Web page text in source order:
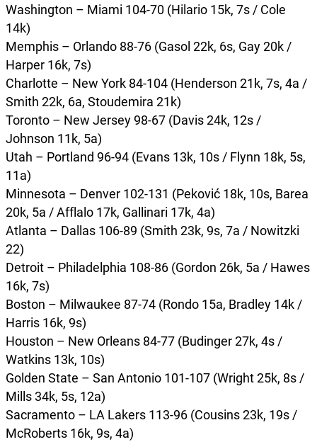
Washington – Miami 104-70 (Hilario 15k, 7s / Cole
14k)
Memphis – Orlando 88-76 (Gasol 22k, 6s, Gay 20k /
Harper 16k, 7s)
Charlotte – New York 84-104 (Henderson 21k, 7s, 4a /
Smith 22k, 6a, Stoudemira 21k)
Toronto – New Jersey 98-67 (Davis 24k, 12s /
Johnson 11k, 5a)
Utah – Portland 96-94 (Evans 13k, 10s / Flynn 18k, 5s,
11a)
Minnesota – Denver 102-131 (Peković 18k, 10s, Barea
20k, 5a / Afflalo 17k, Gallinari 17k, 4a)
Atlanta – Dallas 106-89 (Smith 23k, 9s, 7a / Nowitzki
22)
Detroit – Philadelphia 108-86 (Gordon 26k, 5a / Hawes
16k, 7s)
Boston – Milwaukee 87-74 (Rondo 15a, Bradley 14k /
Harris 16k, 9s)
Houston – New Orleans 84-77 (Budinger 27k, 4s /
Watkins 13k, 10s)
Golden State – San Antonio 101-107 (Wright 25k, 8s /
Mills 34k, 5s, 12a)
Sacramento – LA Lakers 113-96 (Cousins 23k, 19s /
McRoberts 16k, 9s, 4a)